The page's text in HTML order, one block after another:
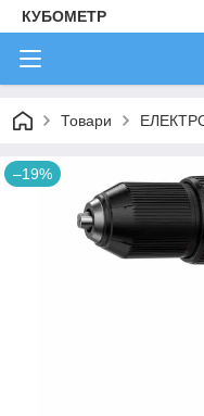
КУБОМЕТР
Товари
–19%